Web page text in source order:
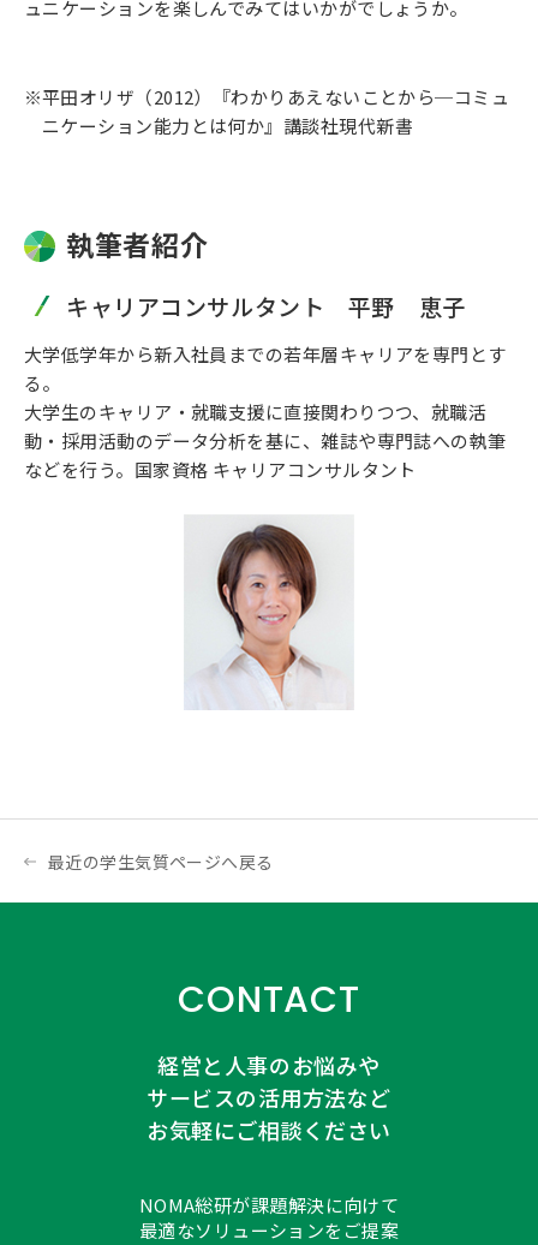
ュニケーションを楽しんでみてはいかがでしょうか。
平田オリザ（2012）『わかりあえないことから─コミュ
ニケーション能力とは何か』講談社現代新書
執筆者紹介
キャリアコンサルタント 平野 恵子
大学低学年から新入社員までの若年層キャリアを専門とす
る。
大学生のキャリア・就職支援に直接関わりつつ、就職活
動・採用活動のデータ分析を基に、雑誌や専門誌への執筆
などを行う。国家資格 キャリアコンサルタント
最近の学生気質ページへ戻る
CONTACT
経営と人事のお悩みや
サービスの活用方法など
お気軽にご相談ください
NOMA総研が課題解決に向けて
最適なソリューションをご提案